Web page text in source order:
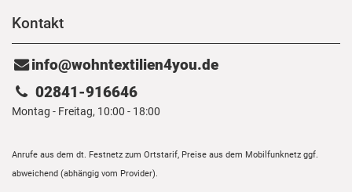
Kontakt
info@wohntextilien4you.de
02841-916646
Montag - Freitag, 10:00 - 18:00
Anrufe aus dem dt. Festnetz zum Ortstarif, Preise aus dem Mobilfunknetz ggf.
abweichend (abhängig vom Provider).